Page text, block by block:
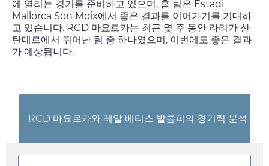
에 열리는 경기를 준비하고 있으며, 홈 팀은 Estadi
Mallorca Son Moix에서 좋은 결과를 이어가기를 기대하
고 있습니다. RCD 마요르카는 최근 몇 주 동안 라리가 산
탄데르에서 뛰어난 팀 중 하나였으며, 이번에도 좋은 결과
가 예상됩니다.
RCD 마요르카와 레알 베티스 발롬피의 경기력 분석